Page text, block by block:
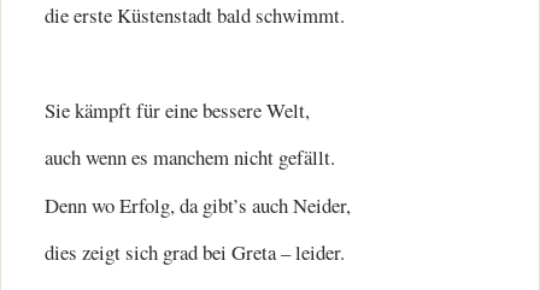
die erste Küstenstadt bald schwimmt.
Sie kämpft für eine bessere Welt,
auch wenn es manchem nicht gefällt.
Denn wo Erfolg, da gibt’s auch Neider,
dies zeigt sich grad bei Greta – leider.